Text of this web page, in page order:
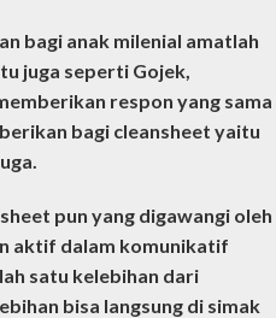
bagi anak milenial amatlah
juga seperti Gojek,
respon yang sama
bagi cleansheet yaitu
pun yang digawangi oleh
aktif dalam komunikatif
satu kelebihan dari
bisa langsung di simak